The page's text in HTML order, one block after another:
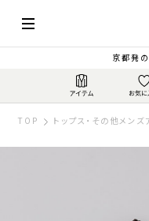
京都発
TOP トップス・その他メンズ